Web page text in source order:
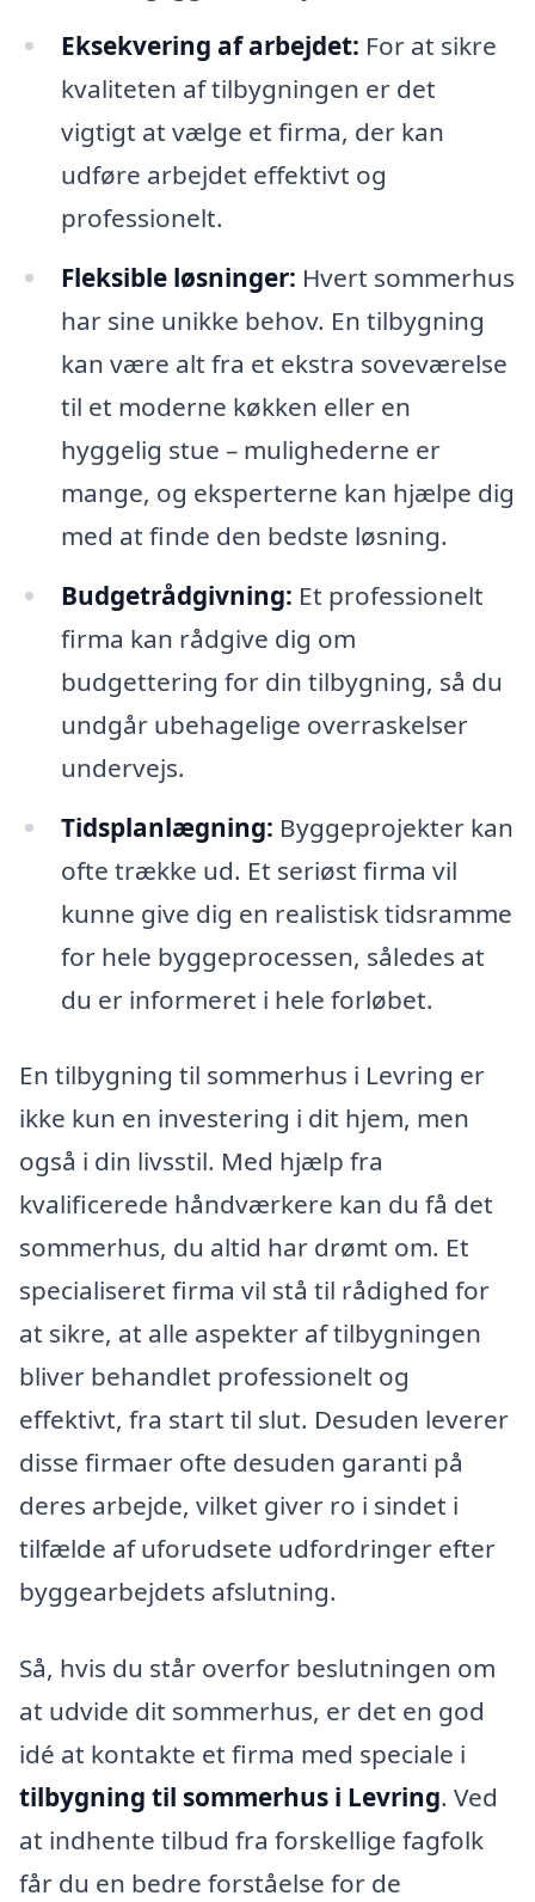
Eksekvering af arbejdet: For at sikre
kvaliteten af tilbygningen er det
vigtigt at vælge et firma, der kan
udføre arbejdet effektivt og
professionelt.
Fleksible løsninger: Hvert sommerhus
har sine unikke behov. En tilbygning
kan være alt fra et ekstra soveværelse
til et moderne køkken eller en
hyggelig stue – mulighederne er
mange, og eksperterne kan hjælpe dig
med at finde den bedste løsning.
Budgetrådgivning: Et professionelt
firma kan rådgive dig om
budgettering for din tilbygning, så du
undgår ubehagelige overraskelser
undervejs.
Tidsplanlægning: Byggeprojekter kan
ofte trække ud. Et seriøst firma vil
kunne give dig en realistisk tidsramme
for hele byggeprocessen, således at
du er informeret i hele forløbet.
En tilbygning til sommerhus i Levring er
ikke kun en investering i dit hjem, men
også i din livsstil. Med hjælp fra
kvalificerede håndværkere kan du få det
sommerhus, du altid har drømt om. Et
specialiseret firma vil stå til rådighed for
at sikre, at alle aspekter af tilbygningen
bliver behandlet professionelt og
effektivt, fra start til slut. Desuden leverer
disse firmaer ofte desuden garanti på
deres arbejde, vilket giver ro i sindet i
tilfælde af uforudsete udfordringer efter
byggearbejdets afslutning.
Så, hvis du står overfor beslutningen om
at udvide dit sommerhus, er det en god
idé at kontakte et firma med speciale i
tilbygning til sommerhus i Levring. Ved
at indhente tilbud fra forskellige fagfolk
får du en bedre forståelse for de